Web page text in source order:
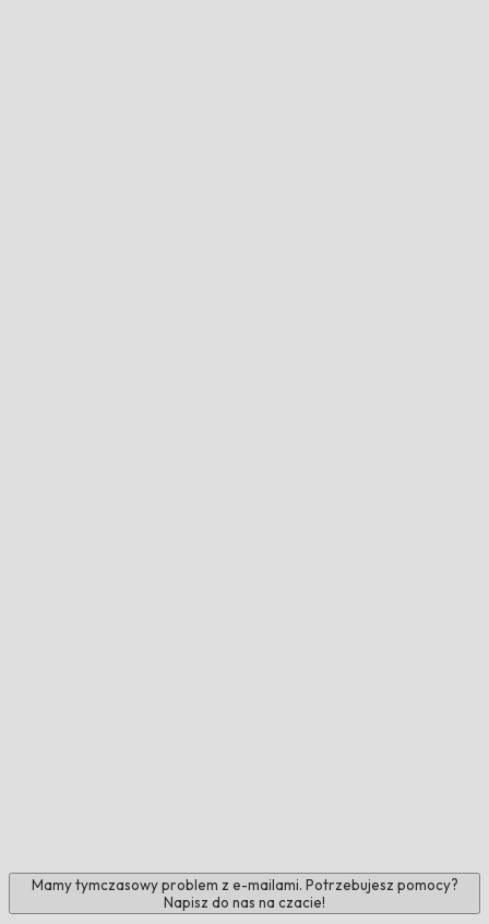
Mamy tymczasowy problem z e-mailami. Potrzebujesz pomocy?
Napisz do nas na czacie!